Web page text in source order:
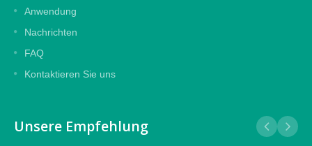
Anwendung
Nachrichten
FAQ
Kontaktieren Sie uns
Unsere Empfehlung